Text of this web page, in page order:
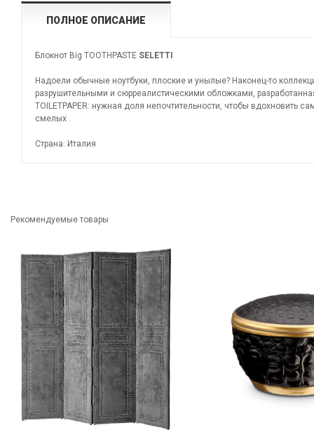
ПОЛНОЕ ОПИСАНИЕ
Блокнот Big TOOTHPASTE SELETTI
Надоели обычные ноутбуки, плоские и унылые? Наконец-то
разрушительными и сюрреалистическими обложками,
TOILETPAPER: нужная доля непочтительности, чтобы вдохновить
смелых .
Страна: Италия
Рекомендуемые товары